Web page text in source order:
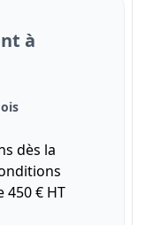
à
dès la
450 € HT